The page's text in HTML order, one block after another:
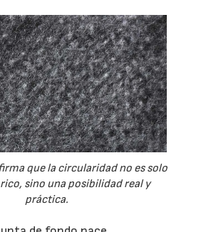
que la circularidad no es solo
sino una posibilidad real y
práctica.